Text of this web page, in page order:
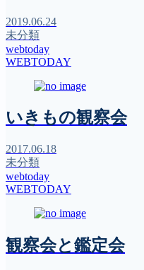
2019.06.24
未分類
webtoday
WEBTODAY
いきもの観察会
2017.06.18
未分類
webtoday
WEBTODAY
観察会と鑑定会